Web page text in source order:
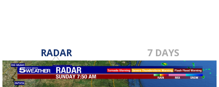
RADAR 7 DAYS